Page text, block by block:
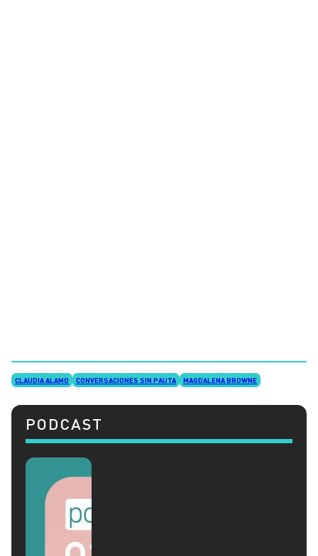
CLAUDIA ALAMO CONVERSACIONES SIN PAUTA MAGDALENA BROWNE
PODCAST